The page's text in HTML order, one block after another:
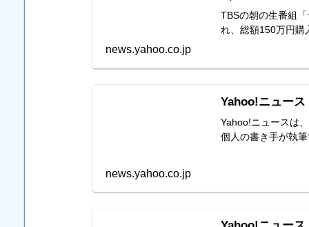
TBSの朝の生番組
れ、総額150万円購
news.yahoo.co.jp
Yahoo!ニュース
Yahoo!ニュースは
個人の書き手が執
news.yahoo.co.jp